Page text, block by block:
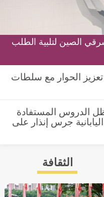
الصين لتلبية الطلب
الحوار مع سلطات
الدروس المستفادة
جرس إنذار على
الثقافة